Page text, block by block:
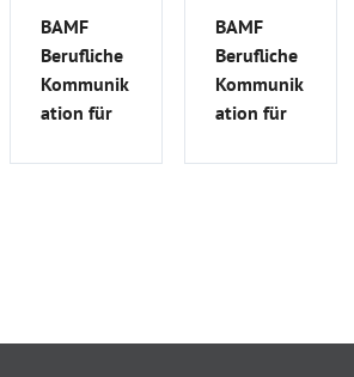
BAMF
Berufliche
Kommunik
ation für
he Ärzte
BAMF
Berufliche
Kommunik
ation für
he Ärzte